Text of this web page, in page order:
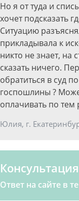
Но я от туда и
хочет подсказать
Ситуацию
прикладывала к
никто не знает, на
сказать ничего.
обратиться в суд
госпошлины ?
оплачивать по тем
Юлия, г.
Ответ на сайте в